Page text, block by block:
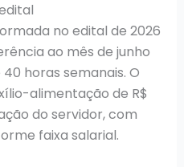
no edital de 2026
ao mês de junho
horas semanais. O
alimentação de R$
do servidor, com
faixa salarial.